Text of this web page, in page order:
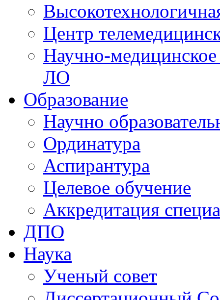
Центр
Научно-
ЛО
Образование
Научно
Ординатура
Аспирантура
Целевое обучение
Аккредитация
ДПО
Наука
Ученый совет